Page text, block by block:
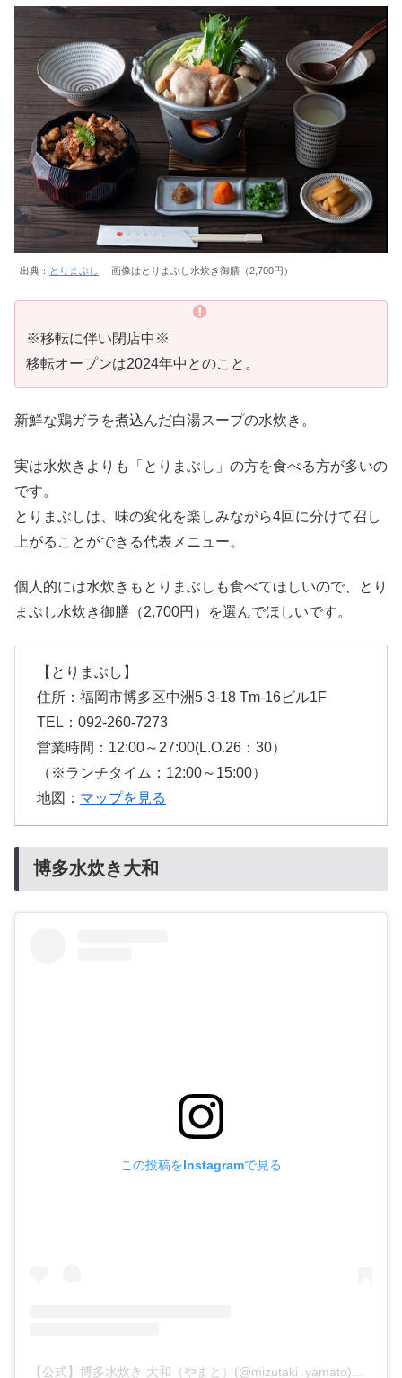
出典： とりまぶし 画像はとりまぶし水炊き御膳（2,700円）
※移転に伴い閉店中※
移転オープンは2024年中とのこと。
新鮮な鶏ガラを煮込んだ白湯スープの水炊き。
実は水炊きよりも「とりまぶし」の方を食べる方が多いの
です。
とりまぶしは、味の変化を楽しみながら4回に分けて召し
上がることができる代表メニュー。
個人的には水炊きもとりまぶしも食べてほしいので、とり
まぶし水炊き御膳（2,700円）を選んでほしいです。
【とりまぶし】
住所：福岡市博多区中洲5-3-18 Tm-16ビル1F
TEL：092-260-7273
営業時間：12:00～27:00(L.O.26：30）
（※ランチタイム：12:00～15:00）
地図： マップを見る
博多水炊き大和
この投稿をInstagramで見る